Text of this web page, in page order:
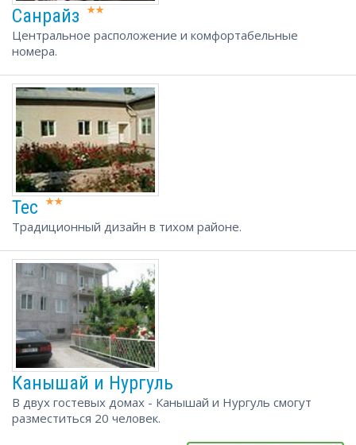
Санрайз
Центральное расположение и комфортабельные
номера.
Теc
Традиционный дизайн в тихом районе.
Канышай и Нургуль
В двух гостевых домах - Канышай и Нургуль смогут
разместиться 20 человек.